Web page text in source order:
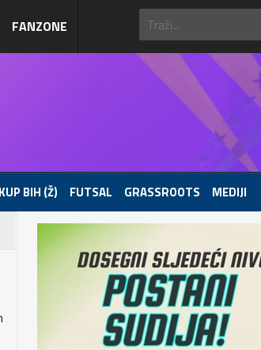
FANZONE
KUP BIH (Ž) FUTSAL GRASSROOTS MEDIJI